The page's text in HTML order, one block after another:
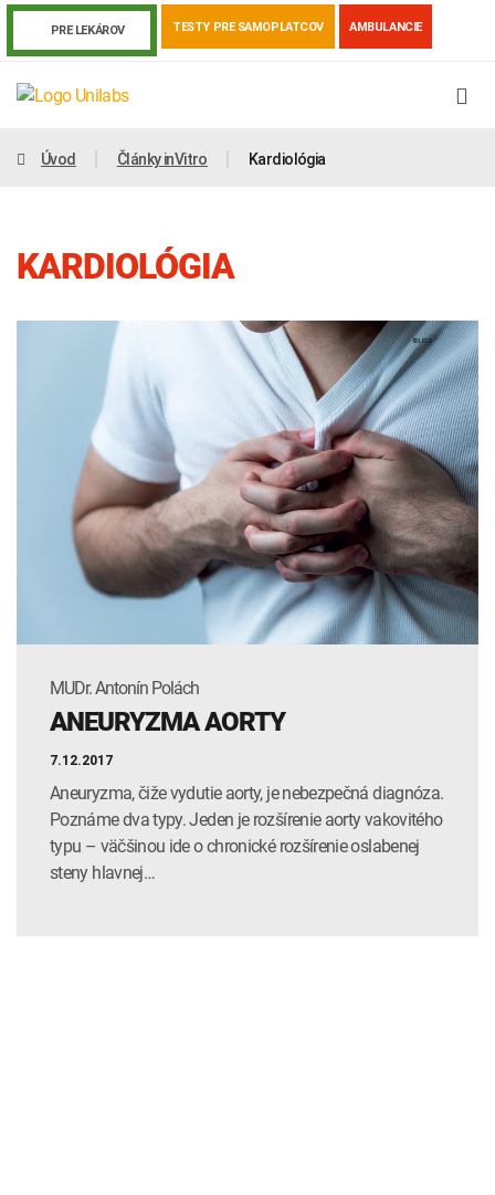
PRE LEKÁROV TESTY PRE SAMOPLATCOV AMBULANCIE
Covid-19 Žiadanky a tlačivá
Výsledky vyšetrení Kortizol Odberová príručka
INTOLERANCIA POTRAVÍN Lymská borelióza
Human papillomavirus (HPV)
Úvod Články inVitro Kardiológia
KARDIOLÓGIA
MUDr. Antonín Polách
ANEURYZMA AORTY
7.12.2017
Aneuryzma, čiže vydutie aorty, je nebezpečná diagnóza.
Poznáme dva typy. Jeden je rozšírenie aorty vakovitého
typu – väčšinou ide o chronické rozšírenie oslabenej
steny hlavnej…